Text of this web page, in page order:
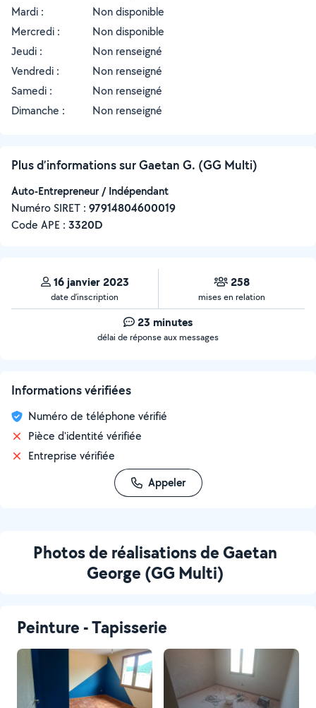
Mardi :
Non disponible
Mercredi :
Non disponible
Jeudi :
Non renseigné
Vendredi :
Non renseigné
Samedi :
Non renseigné
Dimanche :
Non renseigné
Plus d’informations sur Gaetan G. (GG Multi)
Auto-Entrepreneur / Indépendant
Numéro SIRET : ‍97914804600019
Code APE : 3320D
16 janvier 2023
date d’inscription
258
mises en relation
23 minutes
délai de réponse aux messages
Informations vérifiées
Numéro de téléphone vérifié
Pièce d'identité vérifiée
Entreprise vérifiée
Appeler
Photos de réalisations de Gaetan
George (GG Multi)
Peinture - Tapisserie